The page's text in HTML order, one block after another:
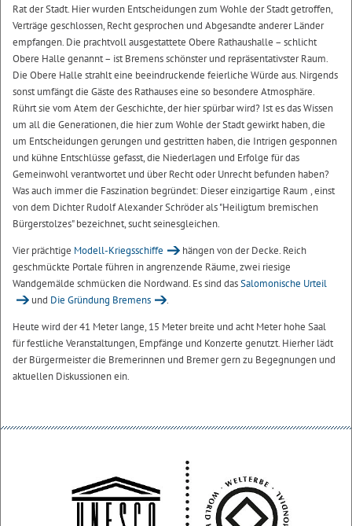
Rat der Stadt. Hier wurden Entscheidungen zum Wohle der Stadt getroffen,
Verträge geschlossen, Recht gesprochen und Abgesandte anderer Länder
empfangen. Die prachtvoll ausgestattete Obere Rathaushalle – schlicht
Obere Halle genannt – ist Bremens schönster und repräsentativster Raum.
Die Obere Halle strahlt eine beeindruckende feierliche Würde aus. Nirgends
sonst umfängt die Gäste des Rathauses eine so besondere Atmosphäre.
Rührt sie vom Atem der Geschichte, der hier spürbar wird? Ist es das Wissen
um all die Generationen, die hier zum Wohle der Stadt gewirkt haben, die
um Entscheidungen gerungen und gestritten haben, die Intrigen gesponnen
und kühne Entschlüsse gefasst, die Niederlagen und Erfolge für das
Gemeinwohl verantwortet und über Recht oder Unrecht befunden haben?
Was auch immer die Faszination begründet: Dieser einzigartige Raum , einst
von dem Dichter Rudolf Alexander Schröder als "Heiligtum bremischen
Bürgerstolzes" bezeichnet, sucht seinesgleichen.
Vier prächtige Modell-Kriegsschiffe
hängen von der Decke. Reich
geschmückte Portale führen in angrenzende Räume, zwei riesige
Wandgemälde schmücken die Nordwand. Es sind dasSalomonische Urteil
und Die Gründung Bremens
.
Heute wird der 41 Meter lange, 15 Meter breite und acht Meter hohe Saal
für festliche Veranstaltungen, Empfänge und Konzerte genutzt. Hierher lädt
der Bürgermeister die Bremerinnen und Bremer gern zu Begegnungen und
aktuellen Diskussionen ein.